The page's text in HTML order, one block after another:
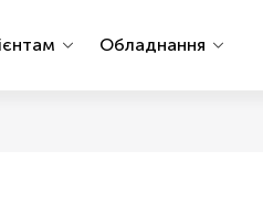
Обладнання